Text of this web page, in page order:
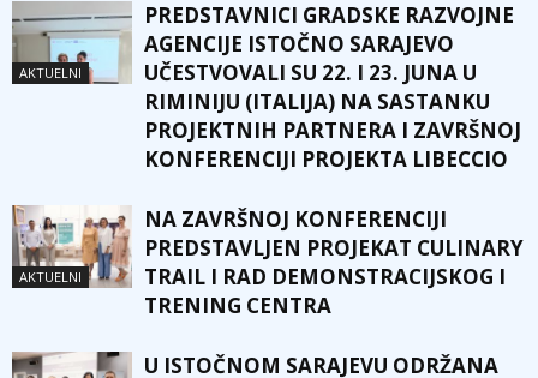
AKTUELNI
PREDSTAVNICI GRADSKE RAZVOJNE
AGENCIJE ISTOČNO SARAJEVO
UČESTVOVALI SU 22. I 23. JUNA U
RIMINIJU (ITALIJA) NA SASTANKU
PROJEKTNIH PARTNERA I ZAVRŠNOJ
KONFERENCIJI PROJEKTA LIBECCIO
AKTUELNI
NA ZAVRŠNOJ KONFERENCIJI
PREDSTAVLJEN PROJEKAT CULINARY
TRAIL I RAD DEMONSTRACIJSKOG I
TRENING CENTRA
U ISTOČNOM SARAJEVU ODRŽANA